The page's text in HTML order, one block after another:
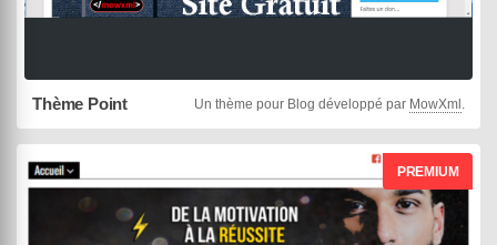
Thème Point Un thème pour Blog développé par MowXml
PREMIUM